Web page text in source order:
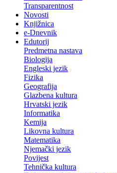
Transparentnost
Novosti
Knjižnica
e-Dnevnik
Edutorij
Predmetna nastava
Biologija
Engleski jezik
Fizika
Geografija
Glazbena kultura
Hrvatski jezik
Informatika
Kemija
Likovna kultura
Matematika
Njemački jezik
Povijest
Tehnička kultura